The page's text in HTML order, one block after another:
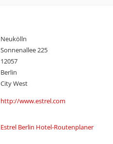
Neukölln
Sonnenallee 225
12057
Berlin
City West
http://www.estrel.com
Estrel Berlin Hotel-Routenplaner